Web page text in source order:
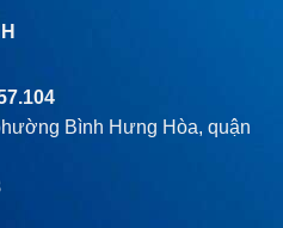
Bình Hưng Hòa, quận